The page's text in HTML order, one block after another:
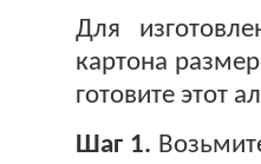
Для
картона
готовите этот
Шаг 1.